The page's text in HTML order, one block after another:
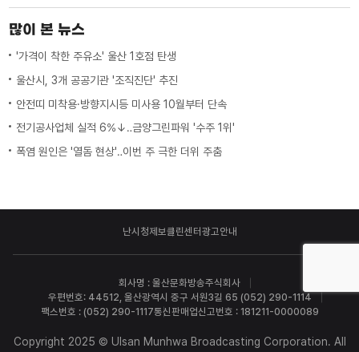
많이 본 뉴스
'가격이 착한 주유소' 울산 1호점 탄생
울산시, 3개 공공기관 '조직진단' 추진
안전띠 미착용·방향지시등 미사용 10월부터 단속
전기공사업체 실적 6%↓‥금양그린파워 '수주 1위'
폭염 원인은 '열돔 현상'‥이번 주 극한 더위 주춤
난시청제보클린센터광고안내
회사명 : 울산문화방송주식회사
우편번호: 44512, 울산광역시 중구 서원3길 65 (052) 290-1114
팩스번호 : (052) 290-1117통신판매업신고번호 : 181211-0000089
Copyright 2025 © Ulsan Munhwa Broadcasting Corporation. All